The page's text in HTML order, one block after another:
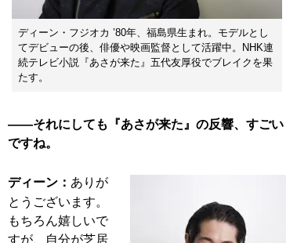
ディーン・フジオカ ’80年、福島県生まれ。モデルとし
てデビューの後、俳優や映画監督として活躍中。NHK連
続テレビ小説『あさが来た』五代友厚役でブレイクを果
たす。
――それにしても『あさが来た』の反響、すごい
ですね。
ディーン： ありが
とうございます。
もちろん嬉しいで
すが、自分が芝居